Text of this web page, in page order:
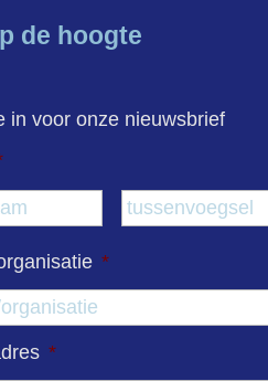
de hoogte
in voor onze nieuwsbrief
Voornaam
*
*